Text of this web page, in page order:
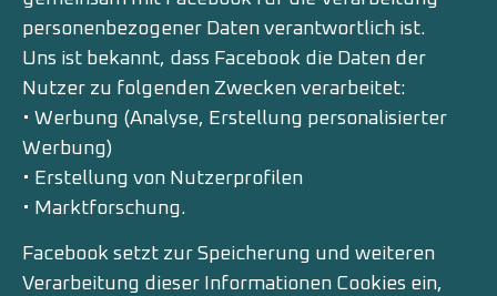
personenbezogener Daten verantwortlich ist.
Uns ist bekannt, dass Facebook die Daten der
Nutzer zu folgenden Zwecken verarbeitet:
• Werbung (Analyse, Erstellung personalisierter
Werbung)
• Erstellung von Nutzerprofilen
• Marktforschung.
Facebook setzt zur Speicherung und weiteren
Verarbeitung dieser Informationen Cookies ein,